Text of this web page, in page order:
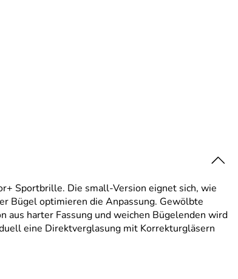
Sportbrille. Die small-Version eignet sich, wie
Bügel optimieren die Anpassung. Gewölbte
aus harter Fassung und weichen Bügelenden wird
eine Direktverglasung mit Korrekturgläsern